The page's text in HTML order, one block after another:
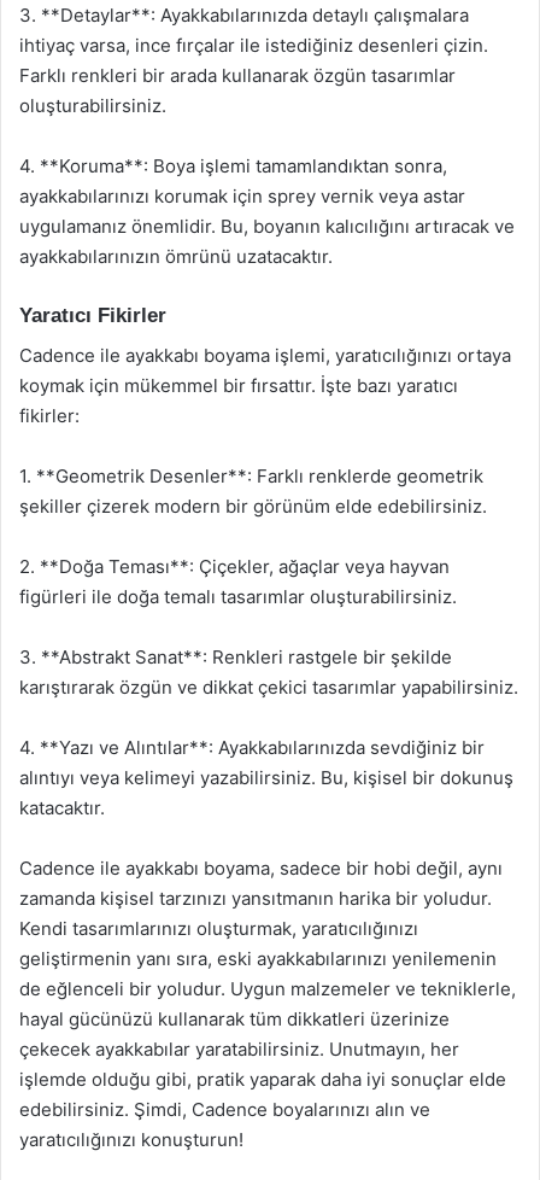
3. **Detaylar**: Ayakkabılarınızda detaylı çalışmalara
ihtiyaç varsa, ince fırçalar ile istediğiniz desenleri çizin.
Farklı renkleri bir arada kullanarak özgün tasarımlar
oluşturabilirsiniz.
4. **Koruma**: Boya işlemi tamamlandıktan sonra,
ayakkabılarınızı korumak için sprey vernik veya astar
uygulamanız önemlidir. Bu, boyanın kalıcılığını artıracak ve
ayakkabılarınızın ömrünü uzatacaktır.
Yaratıcı Fikirler
Cadence ile ayakkabı boyama işlemi, yaratıcılığınızı ortaya
koymak için mükemmel bir fırsattır. İşte bazı yaratıcı
fikirler:
1. **Geometrik Desenler**: Farklı renklerde geometrik
şekiller çizerek modern bir görünüm elde edebilirsiniz.
2. **Doğa Teması**: Çiçekler, ağaçlar veya hayvan
figürleri ile doğa temalı tasarımlar oluşturabilirsiniz.
3. **Abstrakt Sanat**: Renkleri rastgele bir şekilde
karıştırarak özgün ve dikkat çekici tasarımlar yapabilirsiniz.
4. **Yazı ve Alıntılar**: Ayakkabılarınızda sevdiğiniz bir
alıntıyı veya kelimeyi yazabilirsiniz. Bu, kişisel bir dokunuş
katacaktır.
Cadence ile ayakkabı boyama, sadece bir hobi değil, aynı
zamanda kişisel tarzınızı yansıtmanın harika bir yoludur.
Kendi tasarımlarınızı oluşturmak, yaratıcılığınızı
geliştirmenin yanı sıra, eski ayakkabılarınızı yenilemenin
de eğlenceli bir yoludur. Uygun malzemeler ve tekniklerle,
hayal gücünüzü kullanarak tüm dikkatleri üzerinize
çekecek ayakkabılar yaratabilirsiniz. Unutmayın, her
işlemde olduğu gibi, pratik yaparak daha iyi sonuçlar elde
edebilirsiniz. Şimdi, Cadence boyalarınızı alın ve
yaratıcılığınızı konuşturun!